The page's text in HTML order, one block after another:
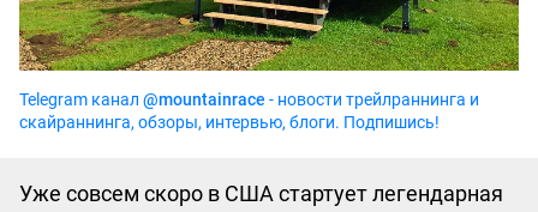
Telegram канал @mountainrace - новости трейлраннинга и
скайраннинга, обзоры, интервью, блоги. Подпишись!
Уже совсем скоро в США стартует легендарная